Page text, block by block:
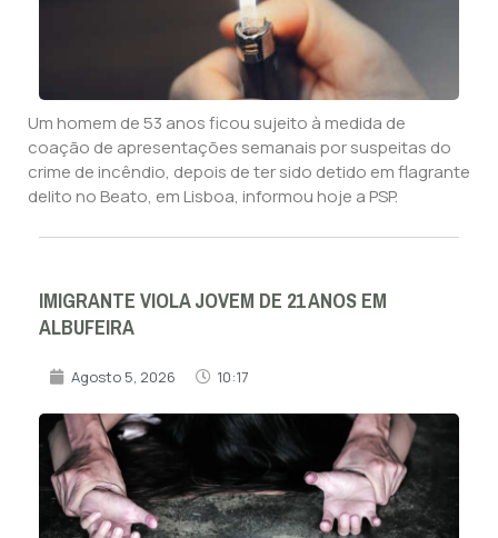
Um homem de 53 anos ficou sujeito à medida de
coação de apresentações semanais por suspeitas do
crime de incêndio, depois de ter sido detido em flagrante
delito no Beato, em Lisboa, informou hoje a PSP.
IMIGRANTE VIOLA JOVEM DE 21 ANOS EM
ALBUFEIRA
Agosto 5, 2026 10:17